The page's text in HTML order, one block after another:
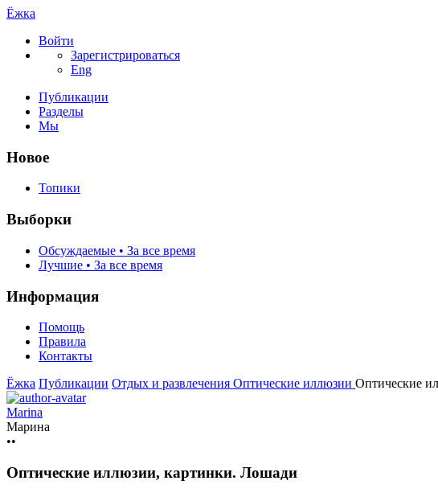
Ёжка
Войти
Зарегистрироваться
Eng
Публикации
Разделы
Мы
Новое
Топики
Выборки
Обсуждаемые • За все время
Лучшие • За все время
Информация
Помощь
Правила
Контакты
Ёжка Публикации Отдых и развлечения Оптические иллюзии Оптические
Marina
Марина
••
Оптические иллюзии, картинки. Лошади